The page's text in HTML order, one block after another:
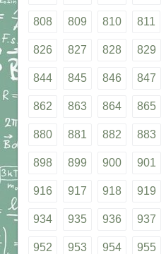
808 809 810 811
826 827 828 829
844 845 846 847
862 863 864 865
880 881 882 883
898 899 900 901
916 917 918 919
934 935 936 937
952 953 954 955